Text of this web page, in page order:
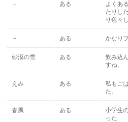
－ ある
よくあ
たりし
り色々
－ ある かなり
砂漠の雪 ある
飲み込
すね。
えみ ある
私もご
た。
春風 ある
小学生
った